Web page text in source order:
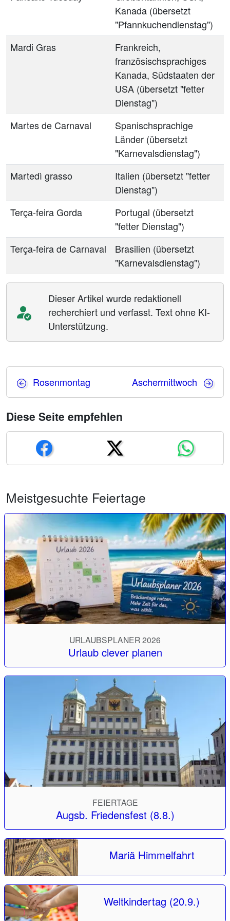
Kanada (übersetzt
"Pfannkuchendienstag")
Mardi Gras
Frankreich,
französischsprachiges
Kanada, Südstaaten der
USA (übersetzt "fetter
Dienstag")
Martes de Carnaval
Spanischsprachige
Länder (übersetzt
"Karnevalsdienstag")
Martedì grasso
Italien (übersetzt "fetter
Dienstag")
Terça-feira Gorda
Portugal (übersetzt
"fetter Dienstag")
Terça-feira de Carnaval
Brasilien (übersetzt
"Karnevalsdienstag")
Dieser Artikel wurde redaktionell
recherchiert und verfasst. Text ohne KI-
Unterstützung.
Rosenmontag Aschermittwoch
Diese Seite empfehlen
Meistgesuchte Feiertage
URLAUBSPLANER 2026
Urlaub clever planen
FEIERTAGE
Augsb. Friedensfest (8.8.)
Mariä Himmelfahrt
Weltkindertag (20.9.)